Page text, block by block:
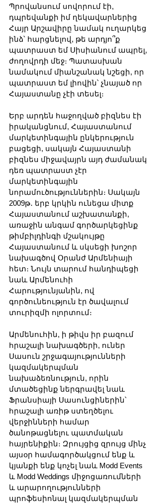
Պրովանսում սովորում էի,
դպրեվանքի իմ ղեկավարներից
Հայր Արշավիրը նամակ ուղարկեց
ինձ՝ հարցնելով, թե արդյո՞ք
պատրաստ եմ Սիսիանում ապրել,
ժողովրդի մեջ։ Պատասխան
նամակում միանշանակ նշեցի, որ
պատրաստ եմ լիովին՝ չնայած որ
Հայաստանը չէի տեսել։
Երբ արդեն հաջողված բիզնես էի
իրականցնում, Հայաստանում
մարկետինգային ընկերություն
բացեցի, սակայն Հայաստանի
բիզնես միջավայրն այդ ժամանակ
դեռ պատրաստ չէր
մարկետինգային
նորամուծություններին։ Սակայն
2009թ․ երբ կրկին ունեցա միտք
Հայաստանում աշխատանքի,
առաջին անգամ գործարկեցինք
թիմբիլդինգի մշակույթը
Հայաստանում և սկսեցի խոշոր
նախագծով Օրանժ Արմենիայի
հետ։ Նույն տարում հանդիպեցի
նաև Արմենուհի
Հարությունյանին, ով
գործունեություն էր ծավալում
տուրիզմի ոլորտում։
Արմենուհին, ի թիվս իր բազում
հրաշալի նախագծերի, ուներ
Սասուն շրջագայությունների
կազմակերպման
նախաձեռնություն, որին
մտածեցինք ներգրավել նաև
Ֆրանսիայի Սասունցիներին՝
հրաշալի առիթ ստեղծելու
վերջինների համար
ծանոթացնելու պատմական
հայրենիքին։ Զրույցից զրույց մինչ
այսօր համագործակցում ենք և
կյանքի ենք կոչել նաև Modd Events
և Modd Weddings միջոցառումների
և արարողությունների
պրոֆեսիոնալ կազմակերպման